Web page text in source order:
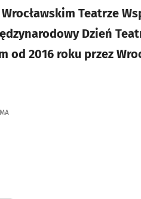
Teatrze
Dzień
od 2016 roku przez